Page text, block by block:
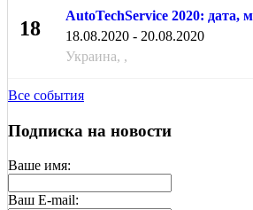
18
AutoTechService 2020: дата,
18.08.2020 - 20.08.2020
Украина, ,
Все события
Подписка на новости
Ваше имя:
Ваш E-mail: